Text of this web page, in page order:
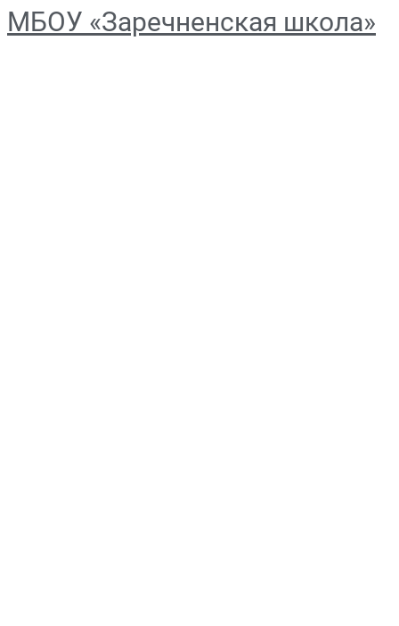
МБОУ «Заречненская школа»